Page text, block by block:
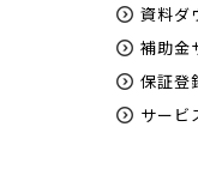
資料ダ
補助金
保証登
サービ